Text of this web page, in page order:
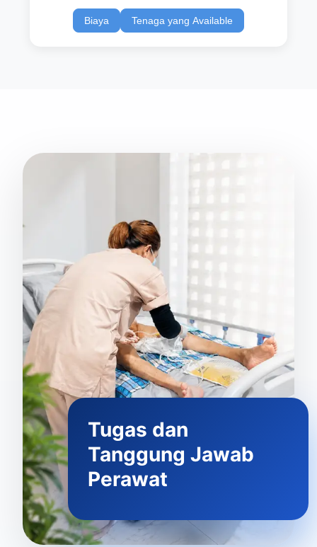
Biaya Tenaga yang Available
Tugas dan
Tanggung Jawab
Perawat